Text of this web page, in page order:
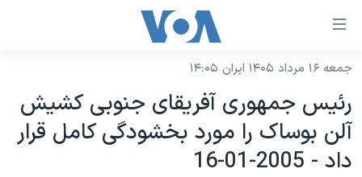
لینکهای
دسترسی
جهش
به
محتوای
اصلی
نسخه سبک وب‌سایت
موضوع ها
برنامه های تلویزیونی
جمعه ۱۶ مرداد ۱۴۰۵ ایران ۱۴:۰۵
رئيس جمهوری آفريقای جنوبی کشيش
آلن بوساک را مورد بخشودگی کامل قرار
داد - 2005-01-16